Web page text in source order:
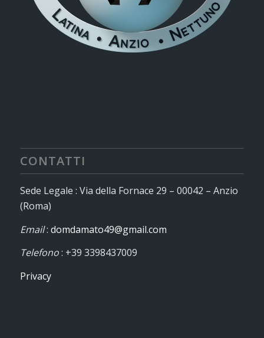
CONTATTI
Sede Legale : Via della Fornace 29 – 00042 – Anzio
(Roma)
Email: domdamato49@gmail.com
Telefono: +39 3398437009
Privacy